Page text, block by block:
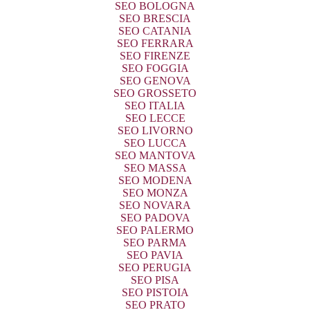
SEO BOLOGNA
SEO BRESCIA
SEO CATANIA
SEO FERRARA
SEO FIRENZE
SEO FOGGIA
SEO GENOVA
SEO GROSSETO
SEO ITALIA
SEO LECCE
SEO LIVORNO
SEO LUCCA
SEO MANTOVA
SEO MASSA
SEO MODENA
SEO MONZA
SEO NOVARA
SEO PADOVA
SEO PALERMO
SEO PARMA
SEO PAVIA
SEO PERUGIA
SEO PISA
SEO PISTOIA
SEO PRATO